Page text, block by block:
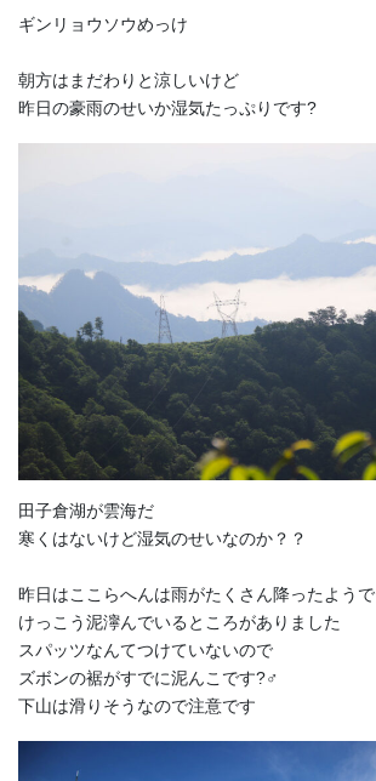
ギンリョウソウめっけ
朝方はまだわりと涼しいけど
昨日の豪雨のせいか湿気たっぷりです?
田子倉湖が雲海だ
寒くはないけど湿気のせいなのか？？
昨日はここらへんは雨がたくさん降ったようで
けっこう泥濘んでいるところがありました
スパッツなんてつけていないので
ズボンの裾がすでに泥んこです?‍♂️
下山は滑りそうなので注意です